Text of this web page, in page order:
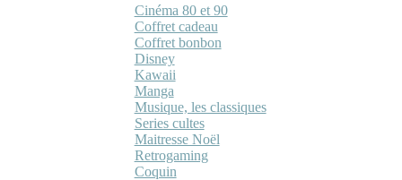
Cinéma 80 et 90
Coffret cadeau
Coffret bonbon
Disney
Kawaii
Manga
Musique, les classiques
Series cultes
Maitresse Noël
Retrogaming
Coquin